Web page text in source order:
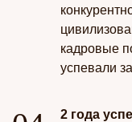
кадровые
успевали
2 года